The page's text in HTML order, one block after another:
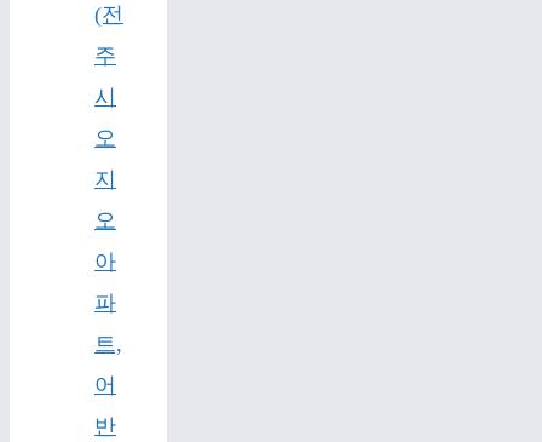
(전
주
시
오
지
오
아
파
트,
어
반